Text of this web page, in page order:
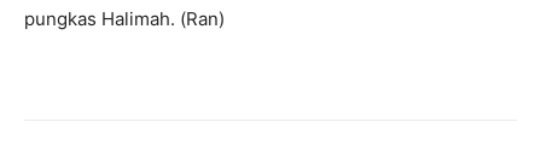
pungkas Halimah. (Ran)